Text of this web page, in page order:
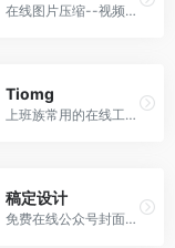
在线图片压缩--视频转GIF软件--GIF裁剪合成工具
Tiomg
上班族常用的在线工具网站，免费在线软件工具包
稿定设计
免费在线公众号封面制作，还提供大量免费朋友圈封面模板